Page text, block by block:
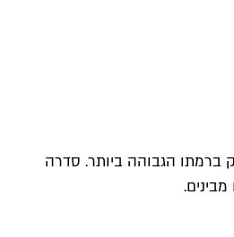
ברמתו הגבוהה ביותר. סדרה